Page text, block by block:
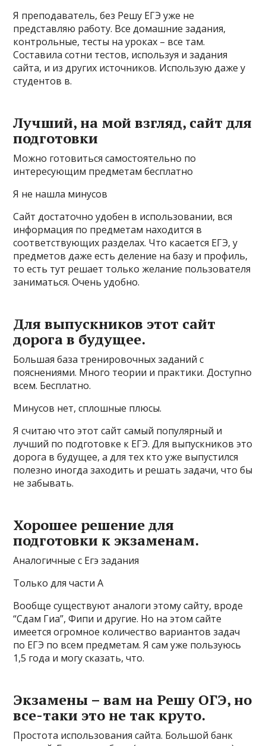
Я преподаватель, без Решу ЕГЭ уже не
представляю работу. Все домашние задания,
контрольные, тесты на уроках – все там.
Составила сотни тестов, используя и задания
сайта, и из других источников. Использую даже у
студентов в.
Лучший, на мой взгляд, сайт для
подготовки
Можно готовиться самостоятельно по
интересующим предметам бесплатно
Я не нашла минусов
Сайт достаточно удобен в использовании, вся
информация по предметам находится в
соответствующих разделах. Что касается ЕГЭ, у
предметов даже есть деление на базу и профиль,
то есть тут решает только желание пользователя
заниматься. Очень удобно.
Для выпускников этот сайт
дорога в будущее.
Большая база тренировочных заданий с
пояснениями. Много теории и практики. Доступно
всем. Бесплатно.
Минусов нет, сплошные плюсы.
Я считаю что этот сайт самый популярный и
лучший по подготовке к ЕГЭ. Для выпускников это
дорога в будущее, а для тех кто уже выпустился
полезно иногда заходить и решать задачи, что бы
не забывать.
Хорошее решение для
подготовки к экзаменам.
Аналогичные с Егэ задания
Только для части A
Вообще существуют аналоги этому сайту, вроде
“Сдам Гиа”, Фипи и другие. Но на этом сайте
имеется огромное количество вариантов задач
по ЕГЭ по всем предметам. Я сам уже пользуюсь
1,5 года и могу сказать, что.
Экзамены – вам на Решу ОГЭ, но
все-таки это не так круто.
Простота использования сайта. Большой банк